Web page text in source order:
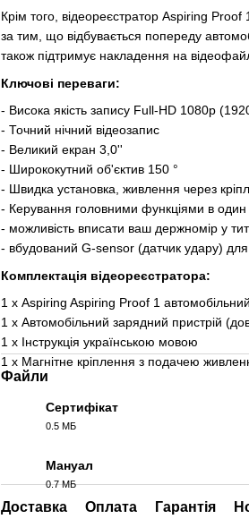
Крім того, відеореєстратор Aspiring
за тим, що відбувається попереду
також підтримує накладення на
Ключові переваги:
- Висока якість запису Full-HD 1080p
- Точний нічний відеозапис
- Великий екран 3,0''
- Ширококутний об'єктив 150 °
- Швидка установка, живлення через
- Керування головними функціями в один
- можливість вписати ваш держномір у
- вбудований G-sensor (датчик удару)
Комплектація відеореєстратора:
1 х Aspiring Aspiring Proof 1
1 x Автомобільний зарядний пристрій
1 х Інструкція українською мовою
1 x Магнітне кріплення з подачею
Файли
Сертифікат
0.5 МБ
Мануал
0.7 МБ
Доставка Оплата Гарантія